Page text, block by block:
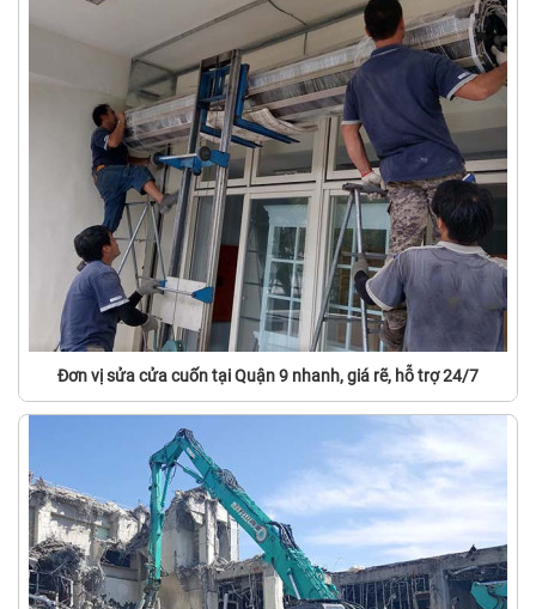
Đơn vị sửa cửa cuốn tại Quận 9 nhanh, giá rẽ, hỗ trợ 24/7